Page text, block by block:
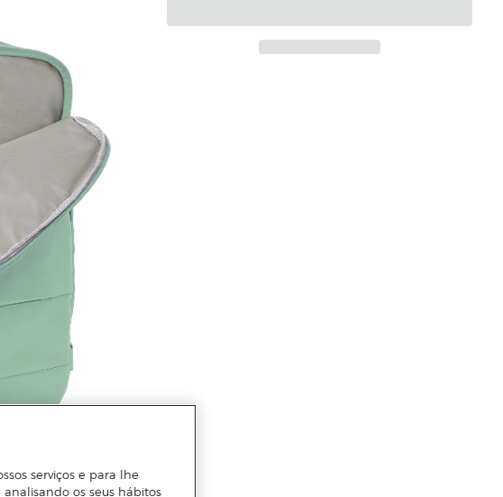
serviços e para lhe
os seus hábitos